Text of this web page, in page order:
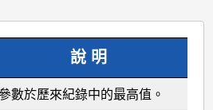
說 明
數於歷來紀錄中的最高值。